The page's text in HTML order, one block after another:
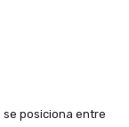
se posiciona entre